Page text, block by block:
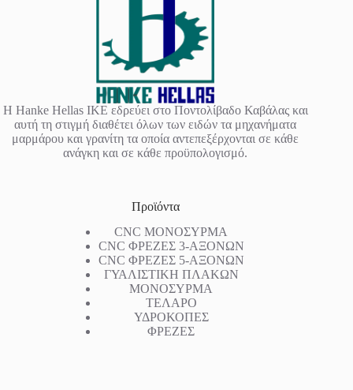
Η Hanke Hellas IKE εδρεύει στο Ποντολίβαδο Καβάλας και
αυτή τη στιγμή διαθέτει όλων των ειδών τα μηχανήματα
μαρμάρου και γρανίτη τα οποία αντεπεξέρχονται σε κάθε
ανάγκη και σε κάθε προϋπολογισμό.
Προϊόντα
CNC ΜΟΝΟΣΥΡΜΑ
CNC ΦΡΕΖΕΣ 3-ΑΞΟΝΩΝ
CNC ΦΡΕΖΕΣ 5-ΑΞΟΝΩΝ
ΓΥΑΛΙΣΤΙΚΗ ΠΛΑΚΩΝ
ΜΟΝΟΣΥΡΜΑ
ΤΕΛΑΡΟ
ΥΔΡΟΚΟΠΕΣ
ΦΡΕΖΕΣ